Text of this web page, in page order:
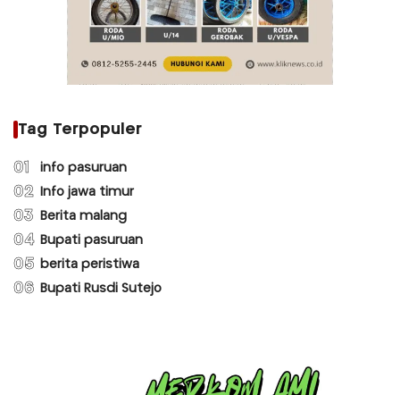
Tag Terpopuler
01 info pasuruan
02 Info jawa timur
03 Berita malang
04 Bupati pasuruan
05 berita peristiwa
06 Bupati Rusdi Sutejo